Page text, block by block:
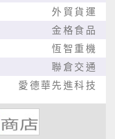
外貿貨運
金格食品
恆智重機
聯倉交通
愛德華先進科技